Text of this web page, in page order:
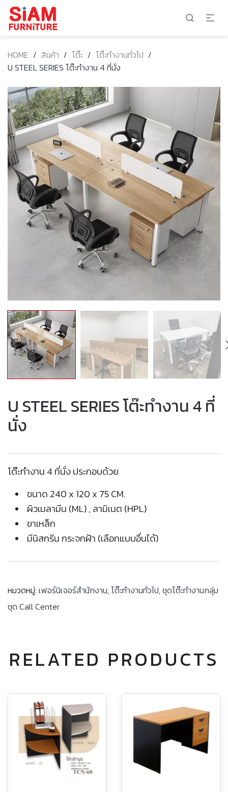
HOME / สินค้า / โต๊ะ / โต๊ะทำงานทั่วไป /
U STEEL SERIES โต๊ะทำงาน 4 ที่นั่ง
U STEEL SERIES โต๊ะทำงาน 4 ที่
นั่ง
โต๊ะทำงาน 4 ที่นั่ง ประกอบด้วย
ขนาด 240 x 120 x 75 CM.
ผิวเมลามีน (ML) , ลามิเนต (HPL)
ขาเหล็ก
มีนิสกรีน กระจกฝ้า (เลือกแบบอื่นได้)
หมวดหมู่: เฟอร์นิเจอร์สำนักงาน, โต๊ะทำงานทั่วไป,ชุดโต๊ะทำงานกลุ่ม
ชุด Call Center
RELATED PRODUCTS